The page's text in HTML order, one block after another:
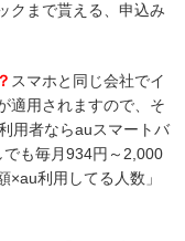
クまで貰える、申込み
スマホと同じ会社でイ
適用されますので、そ
用者ならauスマートバ
でも毎月934円～2,000
利用してる人数」